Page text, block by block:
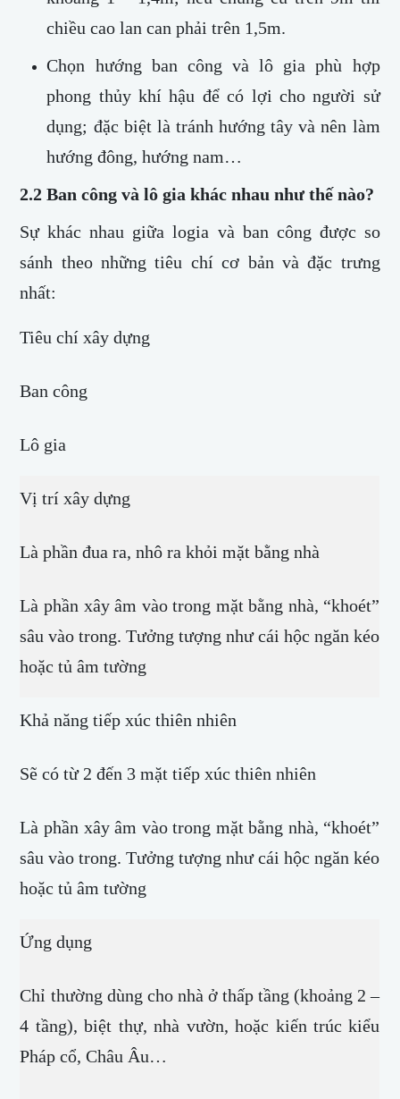
chiều cao lan can phải trên 1,5m.
Chọn hướng ban công và lô gia phù hợp
phong thủy khí hậu để có lợi cho người sử
dụng; đặc biệt là tránh hướng tây và nên làm
hướng đông, hướng nam…
2.2 Ban công và lô gia khác nhau như thế nào?
Sự khác nhau giữa logia và ban công được so
sánh theo những tiêu chí cơ bản và đặc trưng
nhất:
Tiêu chí xây dựng
Ban công
Lô gia
Vị trí xây dựng
Là phần đua ra, nhô ra khỏi mặt bằng nhà
Là phần xây âm vào trong mặt bằng nhà, “khoét”
sâu vào trong. Tưởng tượng như cái hộc ngăn kéo
hoặc tủ âm tường
Khả năng tiếp xúc thiên nhiên
Sẽ có từ 2 đến 3 mặt tiếp xúc thiên nhiên
Là phần xây âm vào trong mặt bằng nhà, “khoét”
sâu vào trong. Tưởng tượng như cái hộc ngăn kéo
hoặc tủ âm tường
Ứng dụng
Chỉ thường dùng cho nhà ở thấp tầng (khoảng 2 –
4 tầng), biệt thự, nhà vườn, hoặc kiến trúc kiểu
Pháp cổ, Châu Âu…